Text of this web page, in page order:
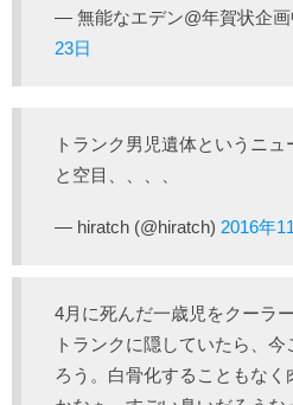
— 無能なエデン@年賀状企画
23日
トランク男児遺体というニ
と空目、、、、
— hiratch (@hiratch) 2016年
4月に死んだ一歳児をクーラ
トランクに隠していたら、
ろう。白骨化することもな